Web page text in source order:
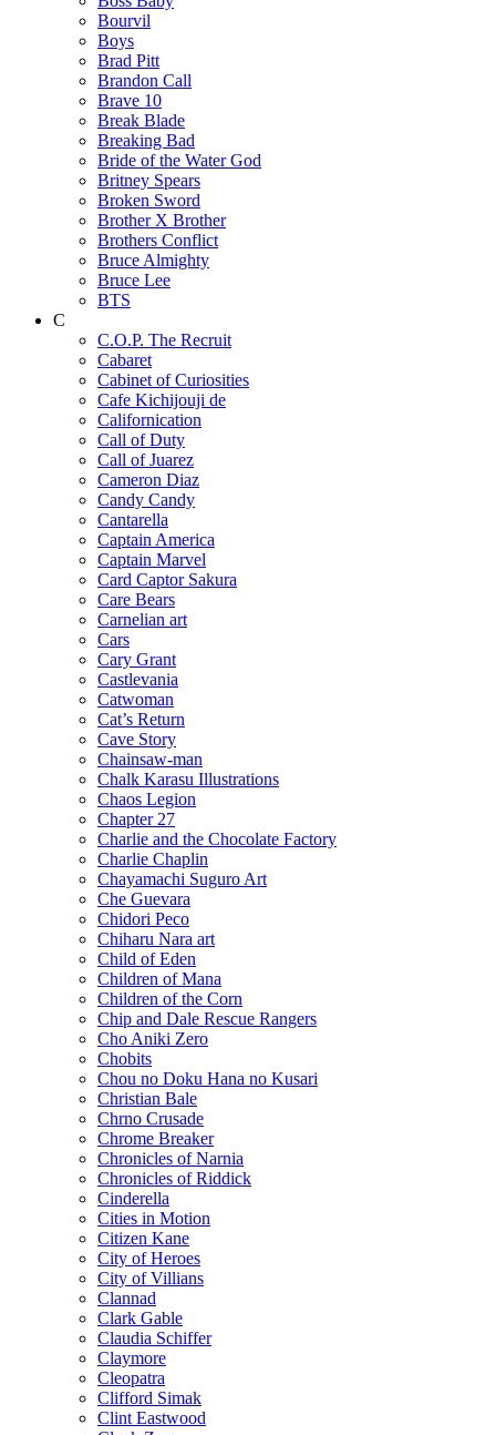
Bourvil
Boys
Brad Pitt
Brandon Call
Brave 10
Break Blade
Breaking Bad
Bride of the Water God
Britney Spears
Broken Sword
Brother X Brother
Brothers Conflict
Bruce Almighty
Bruce Lee
BTS
C
C.O.P. The Recruit
Cabaret
Cabinet of Curiosities
Cafe Kichijouji de
Californication
Call of Duty
Call of Juarez
Cameron Diaz
Candy Candy
Cantarella
Captain America
Captain Marvel
Card Captor Sakura
Care Bears
Carnelian art
Cars
Cary Grant
Castlevania
Catwoman
Cat’s Return
Cave Story
Chainsaw-man
Chalk Karasu Illustrations
Chaos Legion
Chapter 27
Charlie and the Chocolate Factory
Charlie Chaplin
Chayamachi Suguro Art
Che Guevara
Chidori Peco
Chiharu Nara art
Child of Eden
Children of Mana
Children of the Corn
Chip and Dale Rescue Rangers
Cho Aniki Zero
Chobits
Chou no Doku Hana no Kusari
Christian Bale
Chrno Crusade
Chrome Breaker
Chronicles of Narnia
Chronicles of Riddick
Cinderella
Cities in Motion
Citizen Kane
City of Heroes
City of Villians
Clannad
Clark Gable
Claudia Schiffer
Claymore
Cleopatra
Clifford Simak
Clint Eastwood